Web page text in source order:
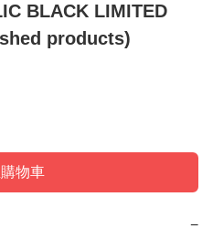
BLACK LIMITED
products)
物車
−